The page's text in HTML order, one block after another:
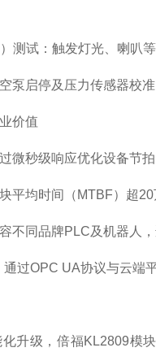
测试：触发灯光、喇叭
泵启停及压力传感器校
价值
微秒级响应优化设备节
平均时间（MTBF）超
不同品牌PLC及机器人
过OPC UA协议与云端
升级，倍福KL2809模